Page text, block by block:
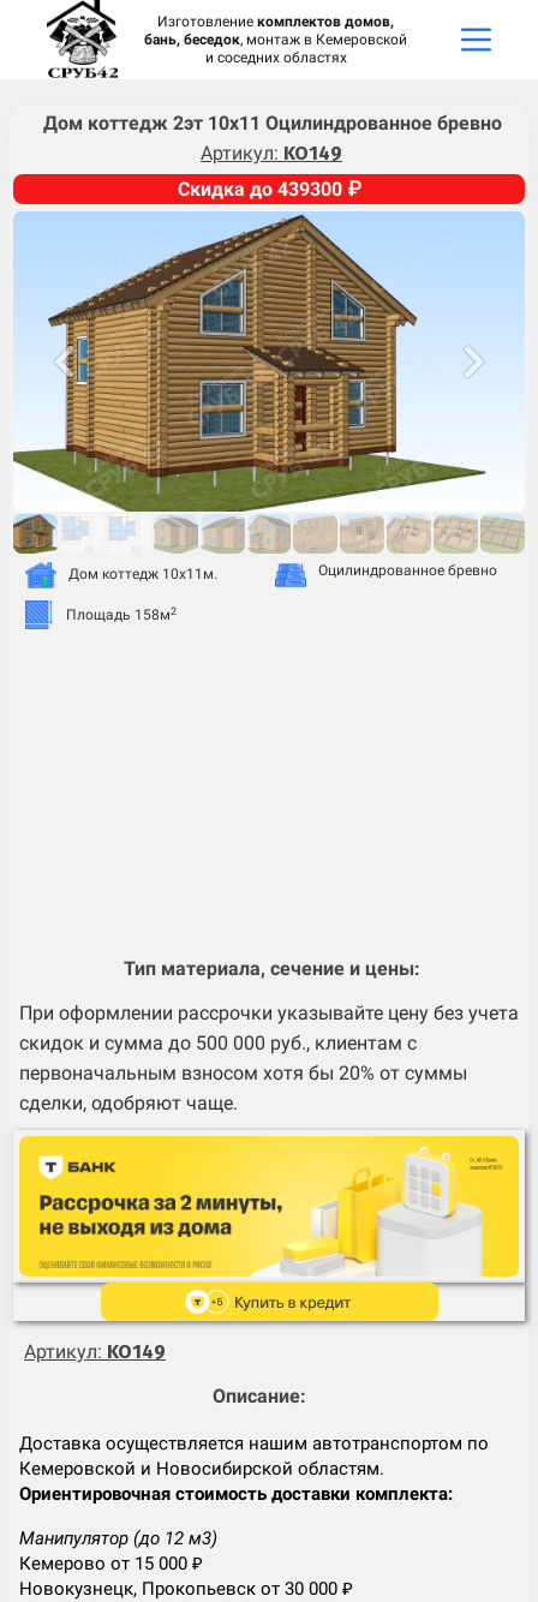
Изготовление комплектов домов,
бань, беседок, монтаж в Кемеровской
и соседних областях
Дом коттедж 2эт 10х11 Оцилиндрованное бревно
Артикул: KO149
Скидка до 439300 ₽
Дом коттедж 10х11м.
Площадь 158м2
Оцилиндрованное бревно
Тип материала, сечение и цены:
При оформлении рассрочки указывайте цену без учета
скидок и сумма до 500 000 руб., клиентам с
первоначальным взносом хотя бы 20% от суммы
сделки, одобряют чаще.
Артикул: KO149
Описание:
Доставка осуществляется нашим автотранспортом по
Кемеровской и Новосибирской областям.
Ориентировочная стоимость доставки комплекта:
Манипулятор (до 12 м3)
Кемерово от 15 000 ₽
Новокузнецк, Прокопьевск от 30 000 ₽